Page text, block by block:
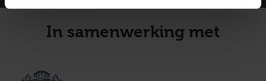
In samenwerking met